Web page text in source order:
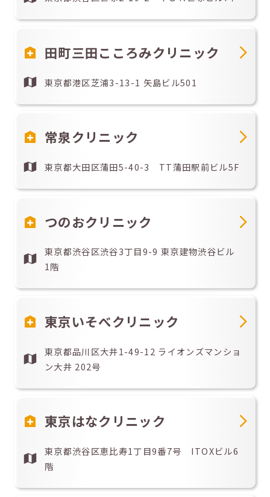
田町三田こころみクリニック
東京都港区芝浦3-13-1 矢島ビル501
常泉クリニック
東京都大田区蒲田5-40-3 TT蒲田駅前ビル5F
つのおクリニック
東京都渋谷区渋谷3丁目9-9 東京建物渋谷ビル
1階
東京いそべクリニック
東京都品川区大井1-49-12 ライオンズマンショ
ン大井 202号
東京はなクリニック
東京都渋谷区恵比寿1丁目9番7号 ITOXビル6
階